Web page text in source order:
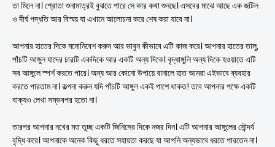
তা মিলে না। শ্রোতা শুনামাত্রই বুঝতে পারে সে কার কথা শুনছে। এসবের মাঝে আছে এক জটিল
ও দীর্ঘ পদ্ধতি আর বিস্ময় যা এখানে আলোচনা করে শেষ করা যাবে না।
আপনার হাতের দিকে মনোনিবেশ করুন আর ভাবুন কীভাবে এটি কাজ করে। আপনার হাতের তালু,
পাঁচটি আঙ্গুল যাদের চারটি একদিকে আর একটি অন্য দিকে। বৃদ্ধাঙ্গুলি অন্য দিকে হওয়াতে এটি
সব আঙ্গুলে স্পর্শ করতে পারে। অন্য আর কোনো উপায়ে বানালে হাত আমরা এইভাবে ব্যবহার
করতে পারতাম না। কল্পনা করুন যদি পাঁচটি আঙ্গুল একই পাশে থাকত! তবে আপনার পক্ষে একটি
বাক্যও লেখা সম্ভবপর হতো না।
তারপর আপনার নখের মত তুচ্ছ একটি জিনিসের দিকে নজর দিন। এটি আপনার আঙ্গুলের সৌন্দর্য
বৃদ্ধি করে। আপনাকে অনেক কিছু ধরতে সহায়তা করছে যা আপনি অন্যভাবে ধরতে পারতেন না।